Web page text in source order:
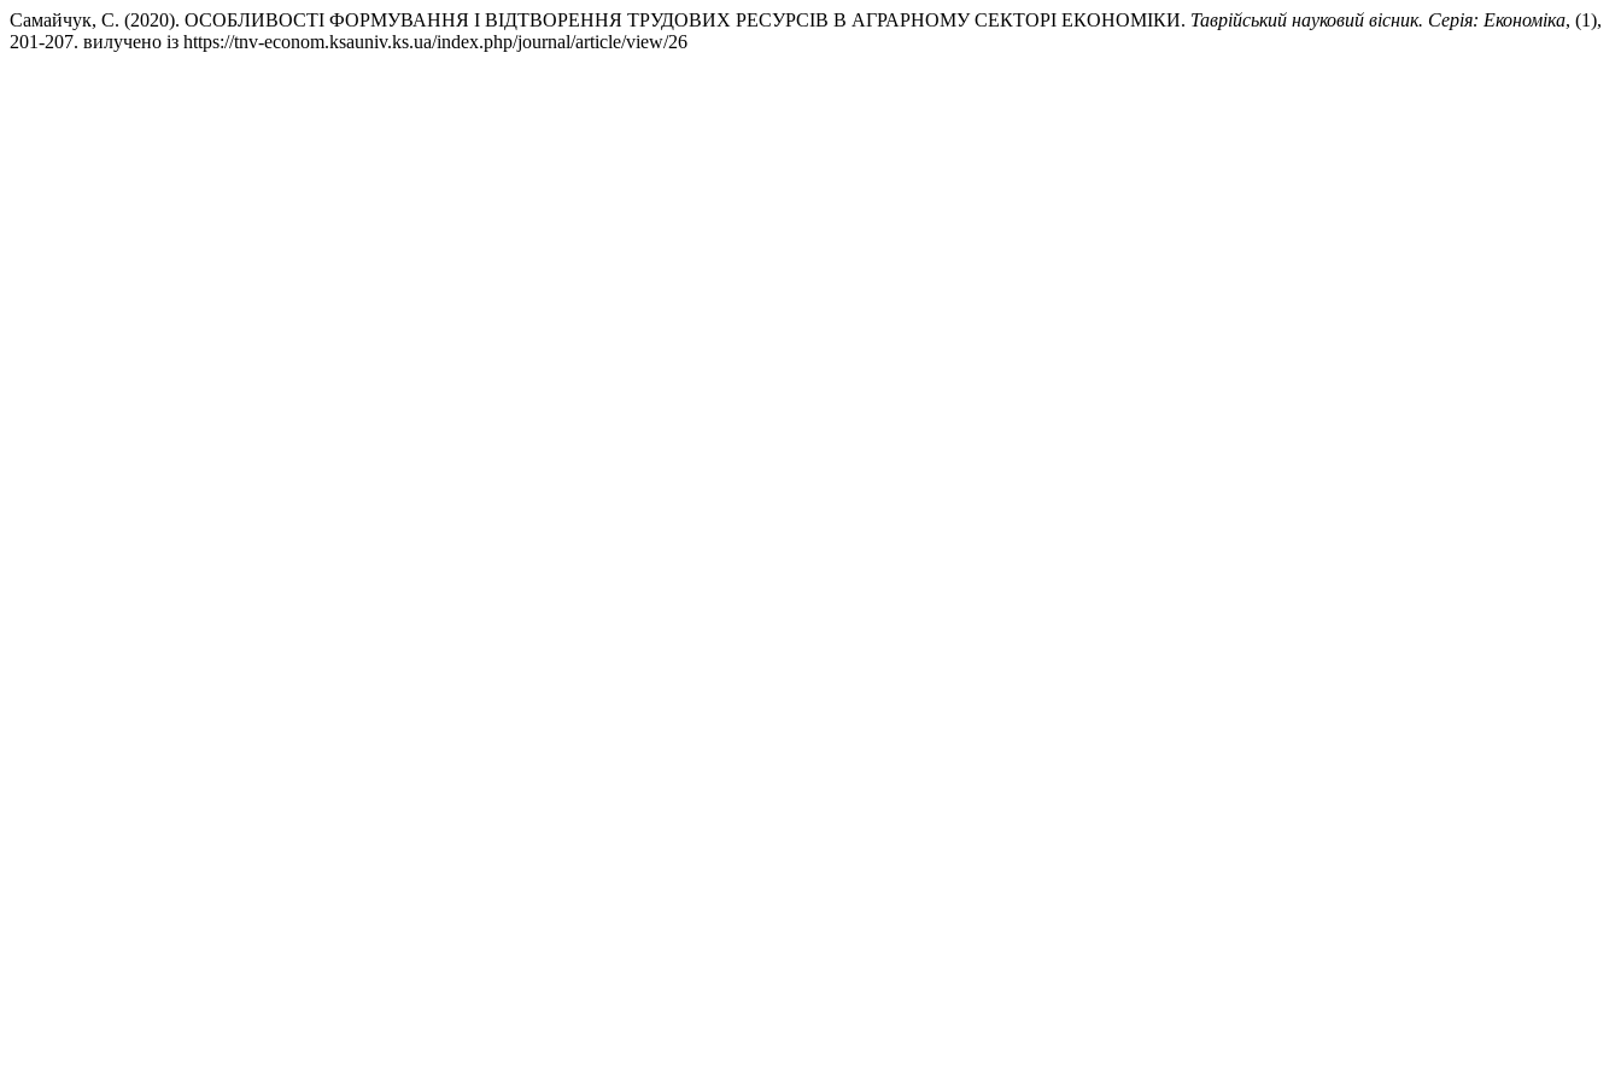
Самайчук, С. (2020). ОСОБЛИВОСТІ ФОРМУВАННЯ І ВІДТВОРЕННЯ ТРУДОВИХ РЕСУРСІВ В АГРАРНОМУ СЕКТОРІ ЕКОНОМІКИ. Таврійський науковий вісник. Серія: Економіка, (1),
201-207. вилучено із https://tnv-econom.ksauniv.ks.ua/index.php/journal/article/view/26